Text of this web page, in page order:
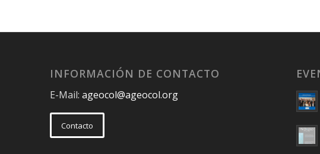
INFORMACIÓN DE CONTACTO
E-Mail: ageocol@ageocol.org
Contacto